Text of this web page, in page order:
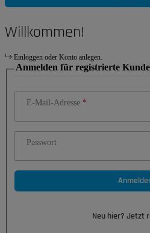
Willkommen!
Einloggen oder Konto anlegen.
Anmelden für registrierte
E-Mail-Adresse
Passwort
Neu hier? Jetzt